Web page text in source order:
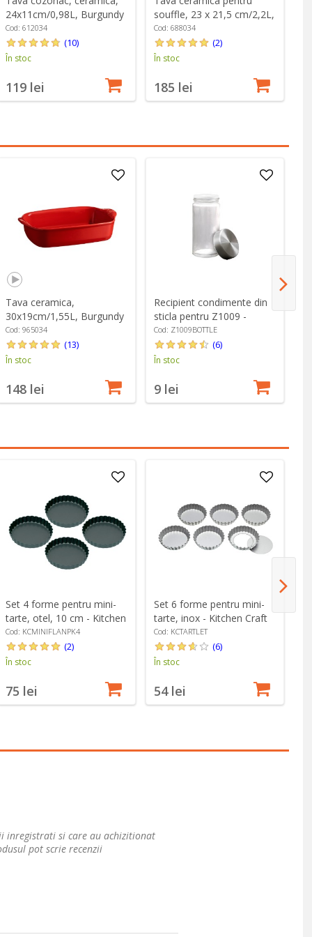
24x11cm/0,98L, Burgundy
- Emile Henry
Cod: 612034
(10)
În stoc
119 lei
souffle, 23 x 21,5 cm/2,2L,
Burgundy - Emile Henry
Cod: 688034
(2)
În stoc
185 lei
Tava ceramica,
30x19cm/1,55L, Burgundy
- Emile Henry
Cod: 965034
(13)
În stoc
148 lei
Recipient condimente din
sticla pentru Z1009 -
Zokura
Cod: Z1009BOTTLE
(6)
În stoc
9 lei
Set 4 forme pentru mini-
tarte, otel, 10 cm - Kitchen
Craft
Cod: KCMINIFLANPK4
(2)
În stoc
75 lei
Set 6 forme pentru mini-
tarte, inox - Kitchen Craft
Cod: KCTARTLET
(6)
În stoc
54 lei
inregistrati si care au achizitionat
pot scrie recenzii